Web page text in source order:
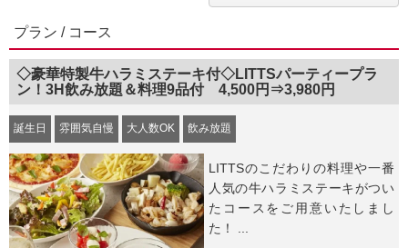
プラン / コース
◇豪華特製牛ハラミステーキ付◇LITTSパーティープラ
ン！3H飲み放題＆料理9品付 4,500円⇒3,980円
誕生日 雰囲気自慢 大人数OK 飲み放題
LITTSのこだわりの料理や一番
人気の牛ハラミステーキがつい
たコースをご用意いたしまし
た！ ...